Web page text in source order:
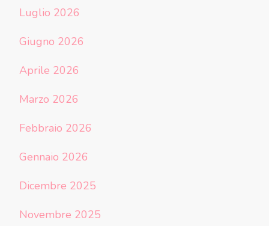
Luglio 2026
Giugno 2026
Aprile 2026
Marzo 2026
Febbraio 2026
Gennaio 2026
Dicembre 2025
Novembre 2025